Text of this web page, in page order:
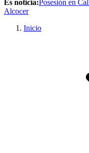
Es noticia:Posesión en
Alcocer
Inicio